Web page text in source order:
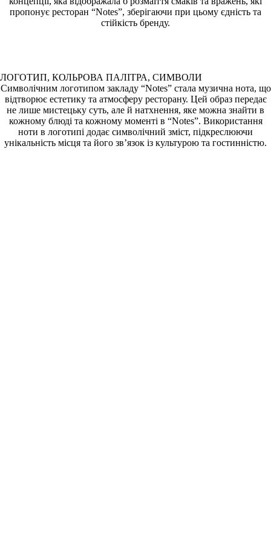
пропонує ресторан “Notes”, зберігаючи при цьому єдність та
стійкість бренду.
ЛОГОТИП, КОЛЬРОВА ПАЛІТРА, СИМВОЛИ
Символічним логотипом закладу “Notes” стала музична нота, що
відтворює естетику та атмосферу ресторану. Цей образ передає
не лише мистецьку суть, але й натхнення, яке можна знайти в
кожному блюді та кожному моменті в “Notes”. Використання
ноти в логотипі додає символічний зміст, підкреслюючи
унікальність місця та його зв’язок із культурою та гостинністю.